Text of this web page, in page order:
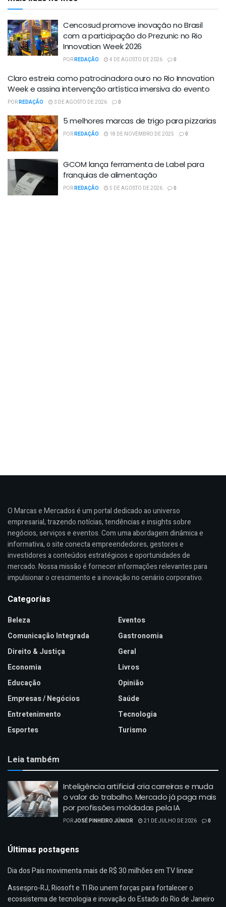
Cencosud promove inovação no Brasil
com a participação do Prezunic no Rio
Innovation Week 2026
PORREDAÇÃO 4 DE AGOSTO DE 2026 0
Claro estreia como patrocinadora ouro no Rio Innovation
Week e assina intervenção artística imersiva do evento
PORREDAÇÃO 3 DE AGOSTO DE 2026 0
5 melhores marcas de trigo para pizzarias
PORREDAÇÃO 18 DE NOVEMBRO DE 2025 0
GCOM lança ferramenta de Label para
franquias de alimentação
PORREDAÇÃO 5 DE AGOSTO DE 2026 0
O Marcas e Mercados é um portal dedicado ao universo
empresarial, trazendo notícias, tendências e insights sobre
negócios, serviços e eventos. Com uma abordagem dinâmica e
informativa, o site conecta empreendedores, gestores e
investidores a conteúdos estratégicos e oportunidades de
mercado. Nossa missão é fornecer informações relevantes para
impulsionar o crescimento e a inovação no cenário corporativo.
Categorias
Beleza
Comunicação Integrada
Direito & Justiça
Economia
Educação
Empresas / Negócios
Entretenimento
Esportes
Eventos
Gastronomia
Geral
Livros
Opinião
Saúde
Tecnologia
Turismo
Leia também
Inteligência artificial cria carreiras e muda
o valor do trabalho. Mercado já paga mais
por profissões moldadas pela IA
PORJOSÉ PINHEIRO JÚNIOR 21 DE JULHO DE 2026 0
Últimas postagens
Dia dos Pais movimenta mais de R$ 30 milhões em TV linear
Assespro-RJ, Riosoft e TI Rio unem forças para fortalecer o
ecossistema de tecnologia e inovação do Estado do Rio de Janeiro